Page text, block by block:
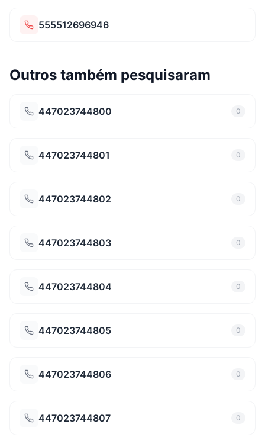
555512696946
Outros também pesquisaram
447023744800 0
447023744801 0
447023744802 0
447023744803 0
447023744804 0
447023744805 0
447023744806 0
447023744807 0